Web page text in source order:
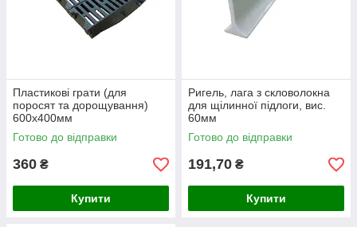
Пластикові грати (для
поросят та дорощування)
600х400мм
Готово до відправки
360 ₴
Купити
Ригель, лага з скловолокна
для щілинної підлоги, вис.
60мм
Готово до відправки
191,70 ₴
Купити